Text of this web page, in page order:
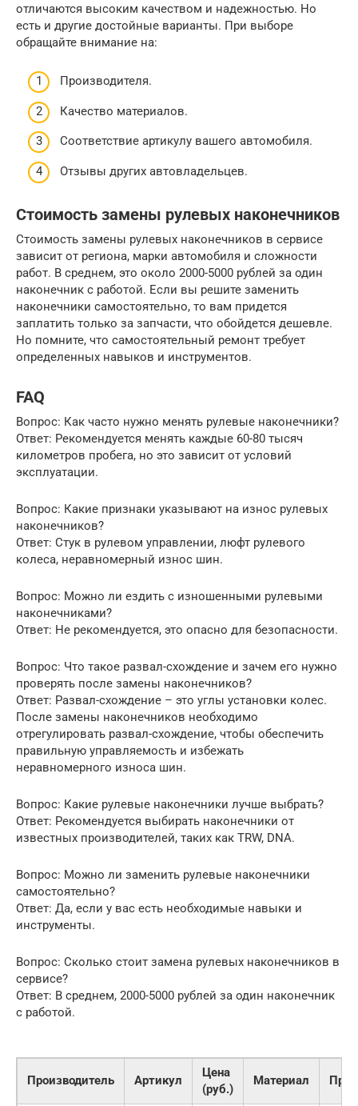
отличаются высоким качеством и надежностью. Но
есть и другие достойные варианты. При выборе
обращайте внимание на:
Производителя.
Качество материалов.
Соответствие артикулу вашего автомобиля.
Отзывы других автовладельцев.
Стоимость замены рулевых наконечников
Стоимость замены рулевых наконечников в сервисе
зависит от региона, марки автомобиля и сложности
работ. В среднем, это около 2000-5000 рублей за один
наконечник с работой. Если вы решите заменить
наконечники самостоятельно, то вам придется
заплатить только за запчасти, что обойдется дешевле.
Но помните, что самостоятельный ремонт требует
определенных навыков и инструментов.
FAQ
Вопрос: Как часто нужно менять рулевые наконечники?
Ответ: Рекомендуется менять каждые 60-80 тысяч
километров пробега, но это зависит от условий
эксплуатации.
Вопрос: Какие признаки указывают на износ рулевых
наконечников?
Ответ: Стук в рулевом управлении, люфт рулевого
колеса, неравномерный износ шин.
Вопрос: Можно ли ездить с изношенными рулевыми
наконечниками?
Ответ: Не рекомендуется, это опасно для безопасности.
Вопрос: Что такое развал-схождение и зачем его нужно
проверять после замены наконечников?
Ответ: Развал-схождение – это углы установки колес.
После замены наконечников необходимо
отрегулировать развал-схождение, чтобы обеспечить
правильную управляемость и избежать
неравномерного износа шин.
Вопрос: Какие рулевые наконечники лучше выбрать?
Ответ: Рекомендуется выбирать наконечники от
известных производителей, таких как TRW, DNA.
Вопрос: Можно ли заменить рулевые наконечники
самостоятельно?
Ответ: Да, если у вас есть необходимые навыки и
инструменты.
Вопрос: Сколько стоит замена рулевых наконечников в
сервисе?
Ответ: В среднем, 2000-5000 рублей за один наконечник
с работой.
Производитель Артикул
Цена
(руб.)
Материал